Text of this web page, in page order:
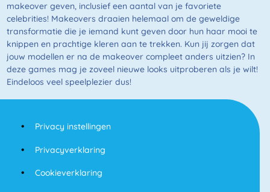
makeover geven, inclusief een aantal van je favoriete
celebrities! Makeovers draaien helemaal om de geweldige
transformatie die je iemand kunt geven door hun haar mooi te
knippen en prachtige kleren aan te trekken. Kun jij zorgen dat
jouw modellen er na de makeover compleet anders uitzien? In
deze games mag je zoveel nieuwe looks uitproberen als je wilt!
Eindeloos veel speelplezier dus!
Privacy instellingen
Privacyverklaring
Cookieverklaring